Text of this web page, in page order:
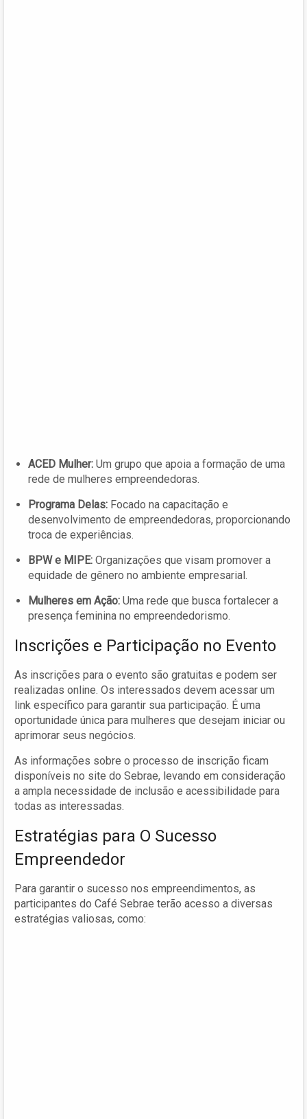
ACED Mulher: Um grupo que apoia a formação de uma
rede de mulheres empreendedoras.
Programa Delas: Focado na capacitação e
desenvolvimento de empreendedoras, proporcionando
troca de experiências.
BPW e MIPE: Organizações que visam promover a
equidade de gênero no ambiente empresarial.
Mulheres em Ação: Uma rede que busca fortalecer a
presença feminina no empreendedorismo.
Inscrições e Participação no Evento
As inscrições para o evento são gratuitas e podem ser
realizadas online. Os interessados devem acessar um
link específico para garantir sua participação. É uma
oportunidade única para mulheres que desejam iniciar ou
aprimorar seus negócios.
As informações sobre o processo de inscrição ficam
disponíveis no site do Sebrae, levando em consideração
a ampla necessidade de inclusão e acessibilidade para
todas as interessadas.
Estratégias para O Sucesso
Empreendedor
Para garantir o sucesso nos empreendimentos, as
participantes do Café Sebrae terão acesso a diversas
estratégias valiosas, como: